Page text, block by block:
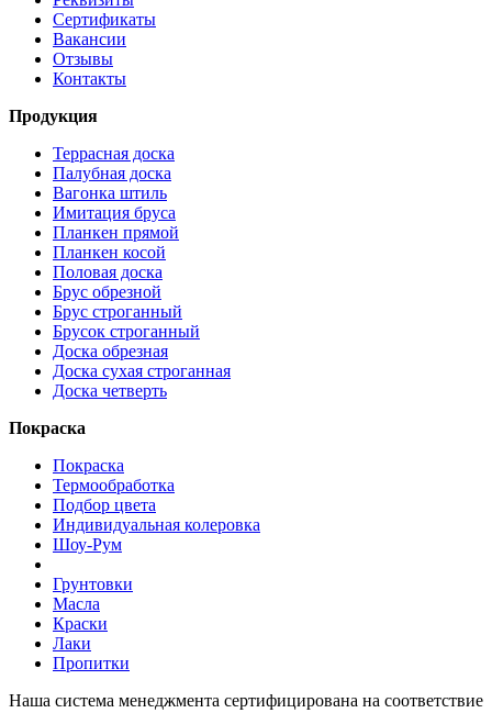
Сертификаты
Вакансии
Отзывы
Контакты
Продукция
Террасная доска
Палубная доска
Вагонка штиль
Имитация бруса
Планкен прямой
Планкен косой
Половая доска
Брус обрезной
Брус строганный
Брусок строганный
Доска обрезная
Доска сухая строганная
Доска четверть
Покраска
Покраска
Термообработка
Подбор цвета
Индивидуальная колеровка
Шоу-Рум
Грунтовки
Масла
Краски
Лаки
Пропитки
Наша система менеджмента сертифицирована на соответствие